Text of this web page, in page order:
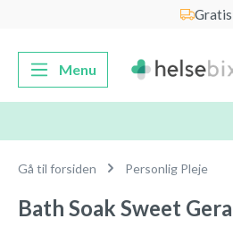
Gå til hovednavigation
Menu
Gå til forsiden Personlig Pleje
Bath Soak Sweet